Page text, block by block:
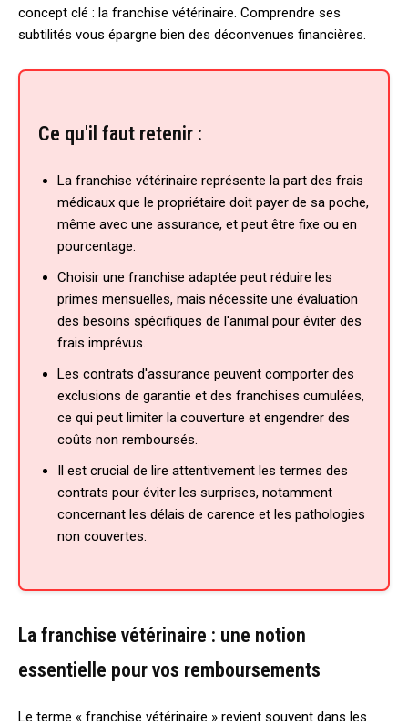
concept clé : la franchise vétérinaire. Comprendre ses
subtilités vous épargne bien des déconvenues financières.
Ce qu'il faut retenir :
La franchise vétérinaire représente la part des frais
médicaux que le propriétaire doit payer de sa poche,
même avec une assurance, et peut être fixe ou en
pourcentage.
Choisir une franchise adaptée peut réduire les
primes mensuelles, mais nécessite une évaluation
des besoins spécifiques de l'animal pour éviter des
frais imprévus.
Les contrats d'assurance peuvent comporter des
exclusions de garantie et des franchises cumulées,
ce qui peut limiter la couverture et engendrer des
coûts non remboursés.
Il est crucial de lire attentivement les termes des
contrats pour éviter les surprises, notamment
concernant les délais de carence et les pathologies
non couvertes.
La franchise vétérinaire : une notion
essentielle pour vos remboursements
Le terme « franchise vétérinaire » revient souvent dans les